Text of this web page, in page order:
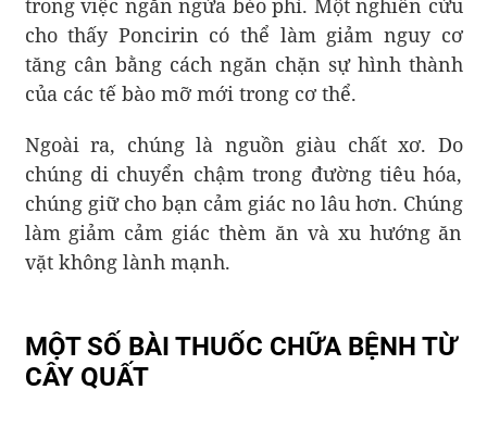
trong việc ngăn ngừa béo phì. Một nghiên cứu
cho thấy Poncirin có thể làm giảm nguy cơ
tăng cân bằng cách ngăn chặn sự hình thành
của các tế bào mỡ mới trong cơ thể.
Ngoài ra, chúng là nguồn giàu chất xơ. Do
chúng di chuyển chậm trong đường tiêu hóa,
chúng giữ cho bạn cảm giác no lâu hơn. Chúng
làm giảm cảm giác thèm ăn và xu hướng ăn
vặt không lành mạnh.
MỘT SỐ BÀI THUỐC CHỮA BỆNH TỪ
CÂY QUẤT